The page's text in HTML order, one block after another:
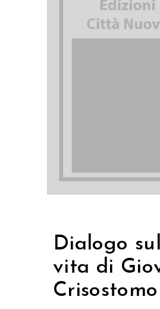
Dialogo
vita di
Crisostomo